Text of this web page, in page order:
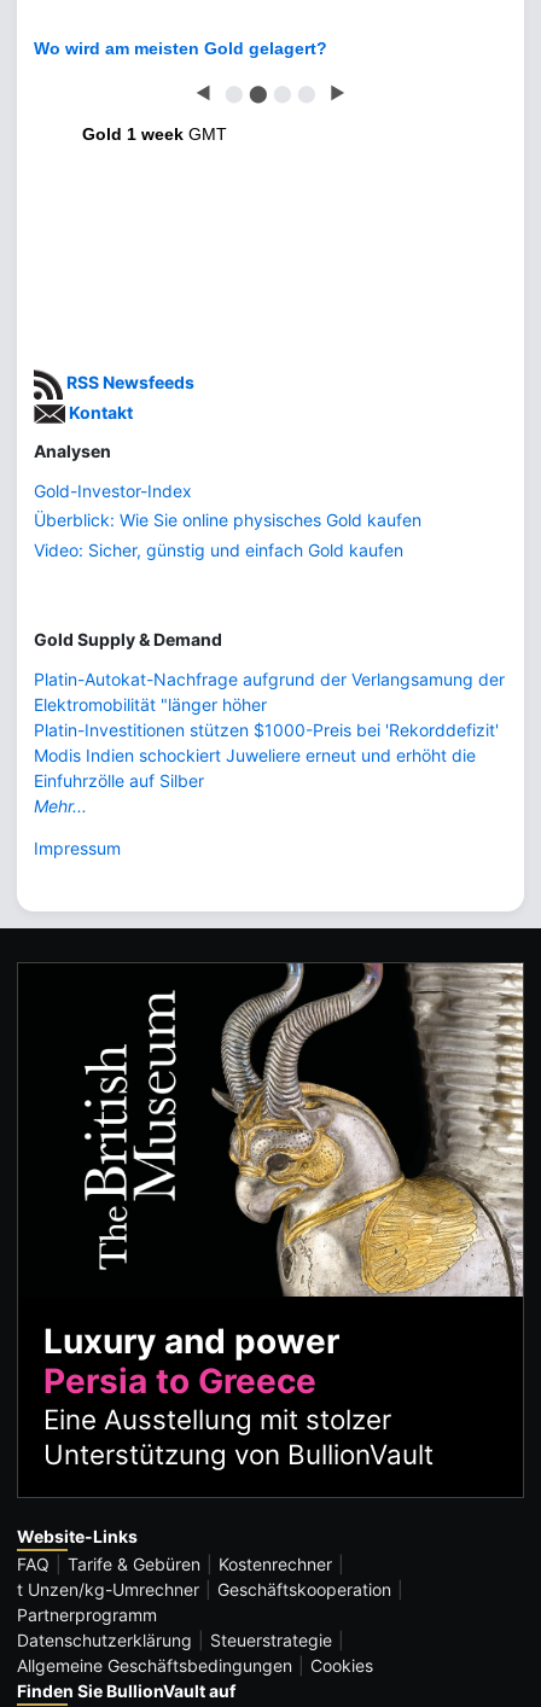
Wo wird am meisten Gold gelagert?
◀ ⬤ ⬤ ⬤ ⬤ ▶
Gold 1 week GMT
RSS Newsfeeds
Kontakt
Analysen
Gold-Investor-Index
Überblick: Wie Sie online physisches Gold kaufen
Video: Sicher, günstig und einfach Gold kaufen
Gold Supply & Demand
Platin-Autokat-Nachfrage aufgrund der Verlangsamung der
Elektromobilität "länger höher
Platin-Investitionen stützen $1000-Preis bei 'Rekorddefizit'
Modis Indien schockiert Juweliere erneut und erhöht die
Einfuhrzölle auf Silber
Mehr...
Impressum
Luxury and power
Persia to Greece
Eine Ausstellung mit stolzer
Unterstützung von BullionVault
Website-Links
FAQ
Tarife & Gebüren
Kostenrechner
t Unzen/kg-Umrechner
Geschäftskooperation
Partnerprogramm
Datenschutzerklärung
Steuerstrategie
Allgemeine Geschäftsbedingungen
Cookies
Finden Sie BullionVault auf